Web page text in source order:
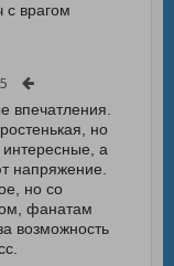
с врагом
впечатления.
но
а
напряжение.
но со
фанатам
возможность